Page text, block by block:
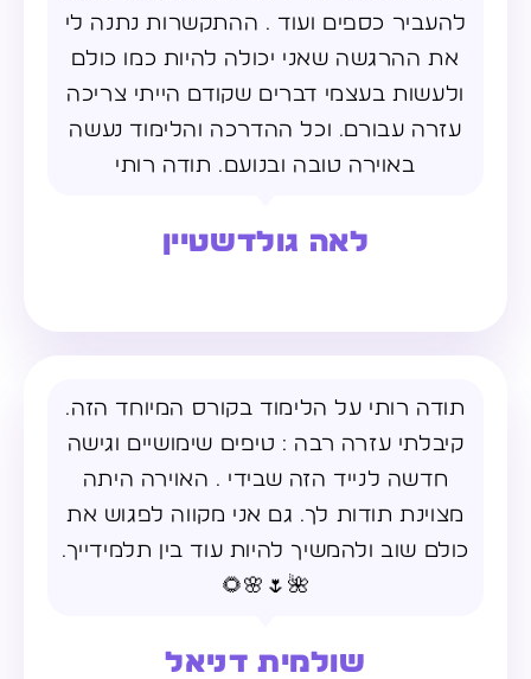
להעביר כספים ועוד . ההתקשרות נתנה לי
את ההרגשה שאני יכולה להיות כמו כולם
ולעשות בעצמי דברים שקודם הייתי צריכה
עזרה עבורם. וכל ההדרכה והלימוד נעשה
באוירה טובה ובנועם. תודה רותי
לאה גולדשטיין
תודה רותי על הלימוד בקורס המיוחד הזה.
קיבלתי עזרה רבה : טיפים שימושיים וגישה
חדשה לנייד הזה שבידי . האוירה היתה
מצוינת תודות לך. גם אני מקווה לפגוש את
כולם שוב ולהמשיך להיות עוד בין תלמידייך.
🌺🌷🌸🌻
שולמית דניאל